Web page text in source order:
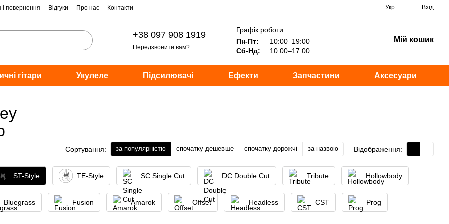
і повернення Відгуки Про нас Контакти Укр Вхід
+38 097 908 1919
Передзвонити вам?
Графік роботи:
Пн-Пт:
10:00–19:00
Сб-Нд:
10:00–17:00
Мій кошик
гітари Укулеле Підсилювачі Ефекти Запчастини Аксесуари
Сортування: за популярністю спочатку дешевше спочатку дорожчі за назвою Відображення:
ST-Style TE-Style SC Single Cut DC Double Cut Tribute Hollowbody
Bluegrass Fusion Amarok Offset Headless CST Prog